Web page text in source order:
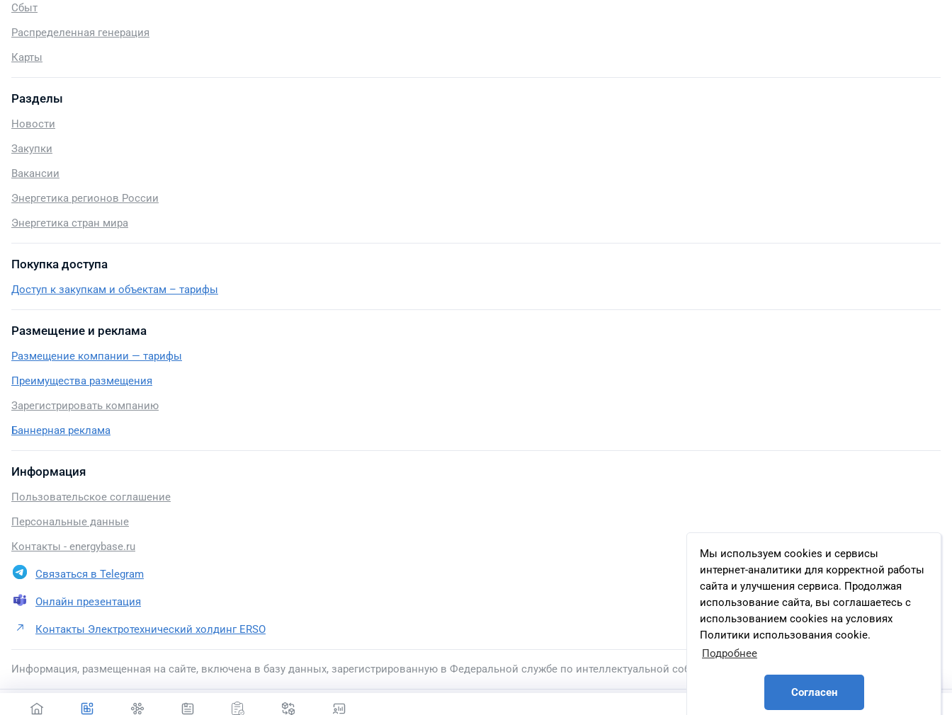
Мы используем cookies и сервисы
интернет-аналитики для корректной работы
сайта и улучшения сервиса. Продолжая
использование сайта, вы соглашаетесь с
использованием cookies на условиях
Политики использования cookie.
Подробнее
Согласен
Сбыт
Распределенная генерация
Карты
Разделы
Новости
Закупки
Вакансии
Энергетика регионов России
Энергетика стран мира
Покупка доступа
Доступ к закупкам и объектам – тарифы
Размещение и реклама
Размещение компании — тарифы
Преимущества размещения
Зарегистрировать компанию
Баннерная реклама
Информация
Пользовательское соглашение
Персональные данные
Контакты - energybase.ru
Связаться в Telegram
Онлайн презентация
Контакты Электротехнический холдинг ERSO
Информация, размещенная на сайте, включена в базу данных, зарегистрированную в Федеральной службе по интеллектуальной собственности.
2026 © energybase.ru